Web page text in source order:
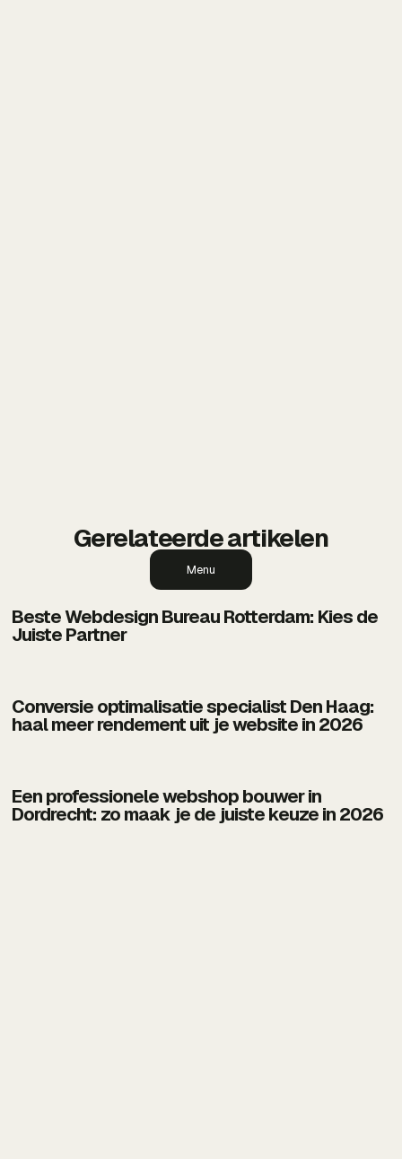
Beste Webdesign Bureau Rotterdam: Kies de
Juiste Partner
Conversie optimalisatie specialist Den Haag:
haal meer rendement uit je website in 2026
Een professionele webshop bouwer in
Dordrecht: zo maak je de juiste keuze in 2026
Gerelateerde artikelen
Menu